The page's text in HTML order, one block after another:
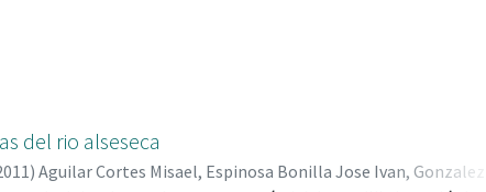
del rio alseseca
) Aguilar Cortes Misael, Espinosa Bonilla Jose Ivan, Gonzalez